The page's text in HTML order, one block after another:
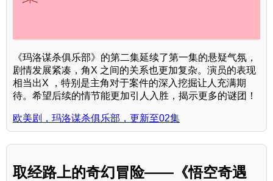
《玛洛谋杀俱乐部》的第二集延续了第一集的悬疑气氛，
剧情发展紧凑，角X 之间的关系也更加复杂。演员的表现
相当出X ，特别是主角对于案件的深入挖掘让人充满期
待。希望后续的情节能更加引人入胜，揭示更多的谜团！
欧美剧，玛洛谋杀俱乐部，更新至02集
取经路上的奇幻冒险——《悟空奇遇